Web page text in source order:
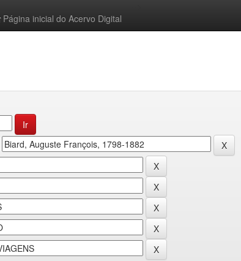
Página inicial do Acervo Digital